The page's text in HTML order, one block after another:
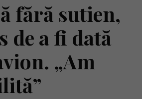
fără sutien,
de a fi dată
„Am